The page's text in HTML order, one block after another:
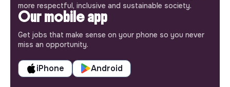
more respectful, inclusive and sustainable society.
Our mobile app
Get jobs that make sense on your phone so you never
miss an opportunity.
iPhone Android